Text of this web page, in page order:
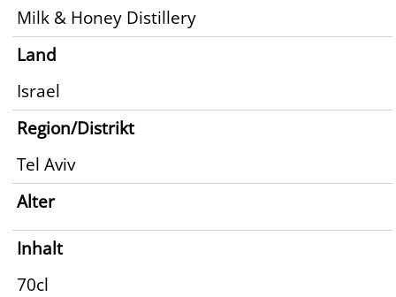
Milk & Honey Distillery
Land
Israel
Region/Distrikt
Tel Aviv
Alter
Inhalt
70cl